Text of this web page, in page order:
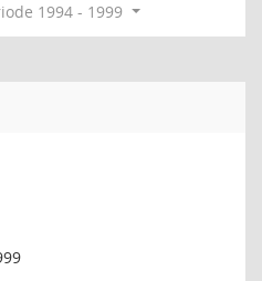
1994 - 1999